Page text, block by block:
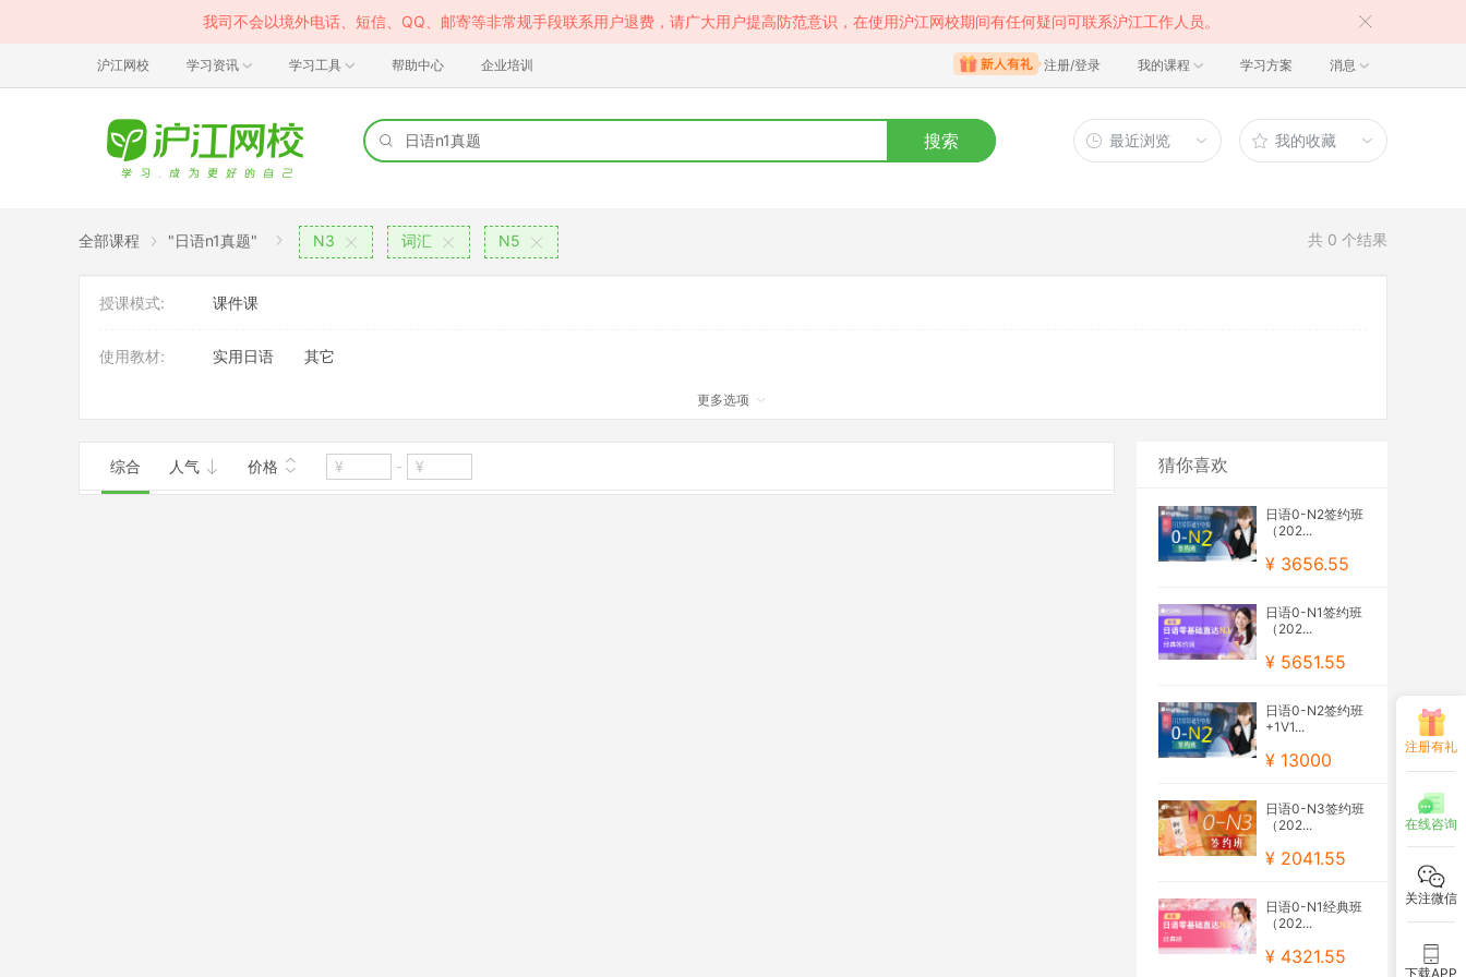
我司不会以境外电话、短信、QQ、邮寄等非常规手段联系用户退费，请广大用户提高防范意识，在使用沪江网校期间有任何疑问可联系沪江工作人员。
沪江网校 学习资讯 学习工具 帮助中心 企业培训 注册/登录 我的课程 学习方案 消息
搜索 最近浏览 我的收藏
全部课程 "日语n1真题" N3 词汇 N5 共 0 个结果
授课模式: 课件课
使用教材: 实用日语 其它
更多选项
综合 人气 价格 - 猜你喜欢
日语0-N2签约班
（202...
¥ 3656.55
日语0-N1签约班
（202...
¥ 5651.55
日语0-N2签约班
+1V1...
¥ 13000
日语0-N3签约班
（202...
¥ 2041.55
日语0-N1经典班
（202...
¥ 4321.55
注册有礼
在线咨询
关注微信
下载APP